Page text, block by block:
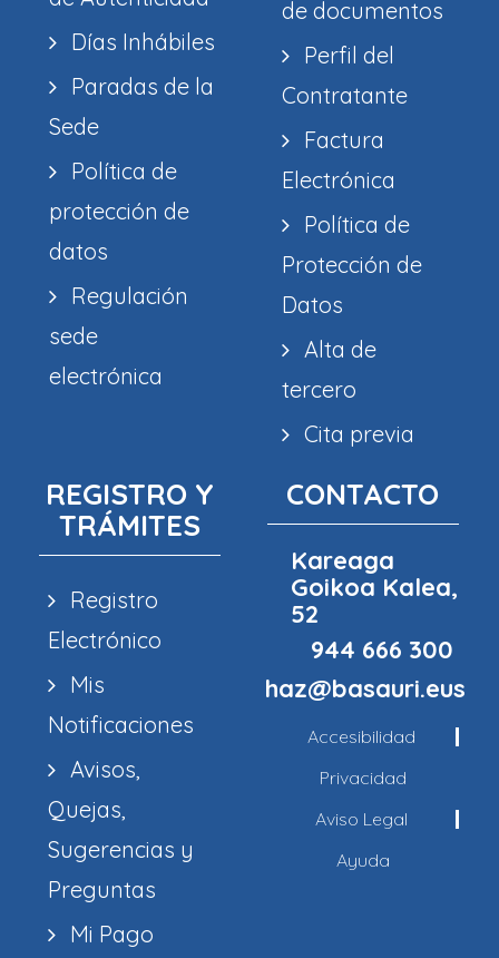
Días Inhábiles
Paradas de la
Sede
Política de
protección de
datos
Regulación
sede
electrónica
de documentos
Perfil del
Contratante
Factura
Electrónica
Política de
Protección de
Datos
Alta de
tercero
Cita previa
REGISTRO Y
TRÁMITES
Registro
Electrónico
Mis
Notificaciones
Avisos,
Quejas,
Sugerencias y
Preguntas
Mi Pago
CONTACTO
Kareaga
Goikoa Kalea,
52
944 666 300
haz@basauri.eus
Accesibilidad
Privacidad
Aviso Legal
Ayuda